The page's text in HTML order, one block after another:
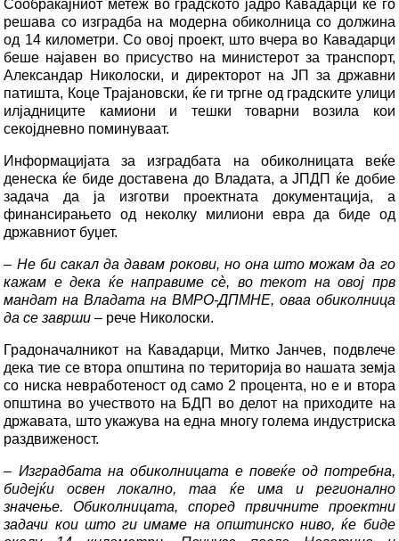
Сообраќајниот метеж во градското јадро Кавадарци ќе го
решава со изградба на модерна обиколница со должина
од 14 километри. Со овој проект, што вчера во Кавадарци
беше најавен во присуство на министерот за транспорт,
Александар Николоски, и директорот на ЈП за државни
патишта, Коце Трајановски, ќе ги тргне од градските улици
илјадниците камиони и тешки товарни возила кои
секојдневно поминуваат.
Информацијата за изградбата на обиколницата веќе
денеска ќе биде доставена до Владата, а ЈПДП ќе добие
задача да ја изготви проектната документација, а
финансирањето од неколку милиони евра да биде од
државниот буџет.
– Не би сакал да давам рокови, но она што можам да го
кажам е дека ќе направиме сè, во текот на овој прв
мандат на Владата на ВМРО-ДПМНЕ, оваа обиколница
да се заврши – рече Николоски.
Градоначалникот на Кавадарци, Митко Јанчев, подвлече
дека тие се втора општина по територија во нашата земја
со ниска невработеност од само 2 процента, но е и втора
општина во учеството на БДП во делот на приходите на
државата, што укажува на една многу голема индустриска
раздвиженост.
– Изградбата на обиколницата е повеќе од потребна,
бидејќи освен локално, таа ќе има и регионално
значење. Обиколницата, според првичните проектни
задачи кои што ги имаме на општинско ниво, ќе биде